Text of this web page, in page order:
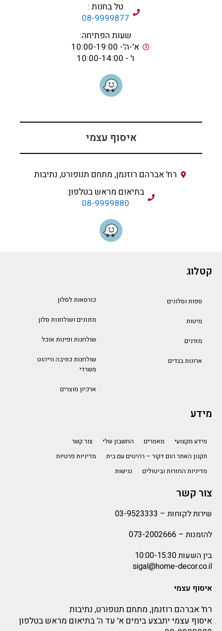
טל בחנות :
08-9999877
שעות הפתיחה:
א'-ה'- 10:00-19:00
ו' - 10:00-14:00
איסוף עצמי
רח' אברהם רוזנמן, מתחם תנופורט, נתיבות
בתיאום מראש בטלפון:
08-9999880
קטלוג
ספות וסלונים
מיטות
מזרנים
ארונות בגדים
כורסאות לסלון
מזנונים ושולחנות סלון
שולחנות ופינות אוכל
שולחנות כתיבה וריהוט
משרדי
ארכיון מוצרים
מידע
מידע מקצועי מאמרים החשבון שלי
צור קשר
תקנון האתר הום דקור – רהיטים עם בית
מדיניות פרטיות
מדיניות החזרות וביטולים
נגישות
צור קשר
שירות לקוחות – 03-9523333
להזמנות – 073-2002666
בין השעות 10:00-15:30
sigal@home-decor.co.il
איסוף עצמי
רח' אברהם רוזנמן, מתחם תנופורט, נתיבות
איסוף עצמי יתבצע בימים א' עד ה' בתיאום מראש בטלפון